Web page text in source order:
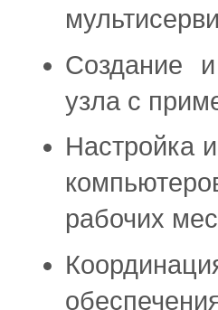
Создание
узла с
Настройка
рабочих